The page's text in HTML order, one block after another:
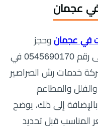
عجمان
في عجمان وحجز
الخدمة بسرعة، يمكنك الاتصال على رقم 0545690170 في
خدمات رش الصراصير
والمطاعم
إلى ذلك، يوضح
المناسب قبل تحديد